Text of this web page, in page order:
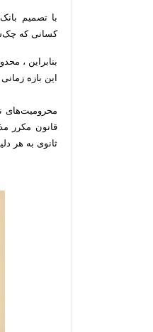
با تصمیم
کسانی که
بنابراین ،
این بازه
ثانوی به هر